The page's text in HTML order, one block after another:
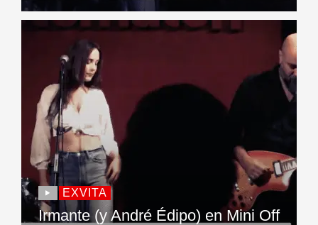
EXVITA
Irmante (y André Édipo) en Mini Off